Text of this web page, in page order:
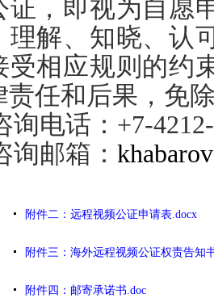
证，即视为自愿
理解、知晓、认
受相应规则的约
责任和后果，免
询电话： +7-
询邮箱：
附件二：远程视频公证申请表.docx
附件三：海外远程视频公证权责告知
附件四：邮寄承诺书.doc